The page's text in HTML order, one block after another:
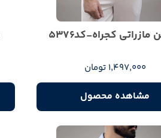
مازراتی کجراه-کد5376
1,497,000 تومان
مشاهده محصول